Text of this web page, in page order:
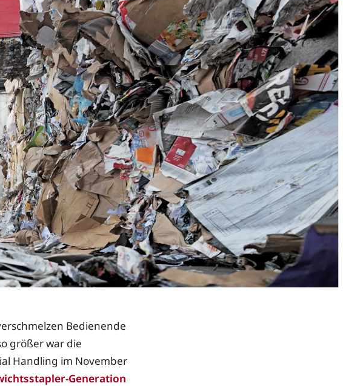
Bedienende
größer war die
Handling im November
Generation